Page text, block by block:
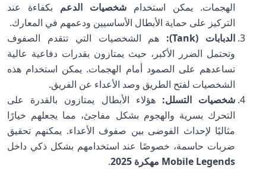
الهجمات. يمكن استخدام شخصيات الدعم بكفاءة عند
التركيز على حماية الأبطال الأساسيين ودعمهم في المعارك.
الدبابات (Tank):
هم الشخصيات التي تتقدم الصفوف
وتحتمل الضرر الأكبر، حيث يمتازون بقدرات دفاعية عالية
تساعدهم على الصمود أمام الهجمات. يمكن استخدام هذه
الشخصيات لفتح الطريق وصد الأعداء عن الفريق.
شخصيات التسلل: هؤلاء الأبطال يمتازون بالقدرة على
التحرك بسرية والهجوم بشكل مفاجئ، مما يجعلهم خيارًا
مثاليًا لإحداث الفوضى بين صفوف الأعداء. يمكنهم تحقيق
ضربات حاسمة، خصوصًا عند استخدامهم بشكل ذكي داخل
Mobile Legends مهكرة 2025
.